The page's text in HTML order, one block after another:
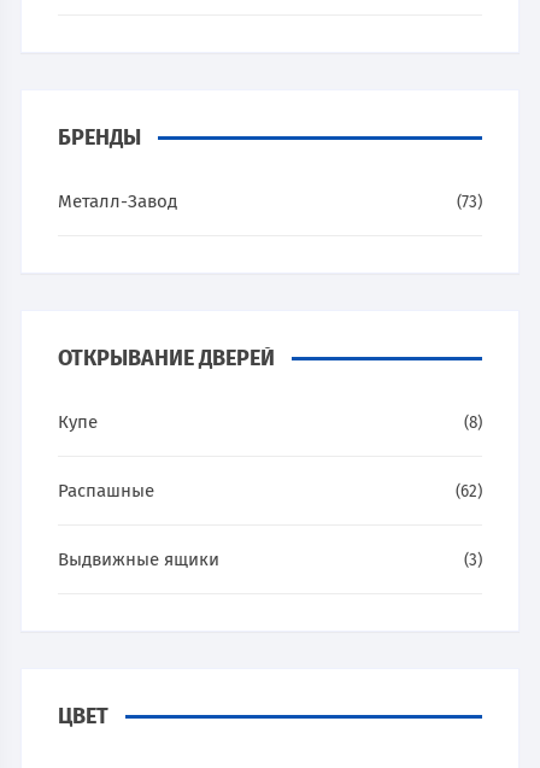
БРЕНДЫ
Металл-Завод (73)
ОТКРЫВАНИЕ ДВЕРЕЙ
Купе (8)
Распашные (62)
Выдвижные ящики (3)
ЦВЕТ